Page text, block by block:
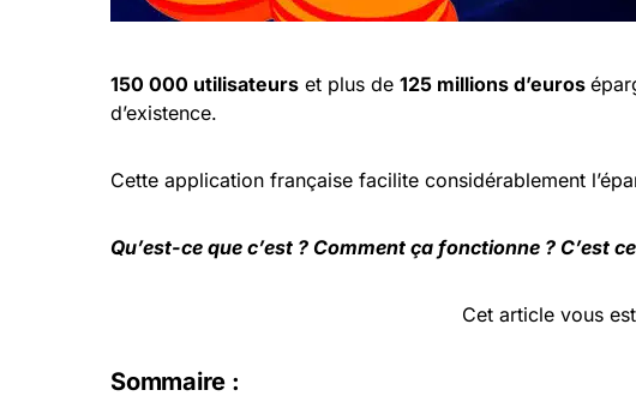
150 000 utilisateurs et plus de 125 millions d’euros
d’existence.
Cette application française facilite considérablement
Qu’est-ce que c’est ? Comment ça fonctionne ? C’est
Cet article vous
Sommaire :